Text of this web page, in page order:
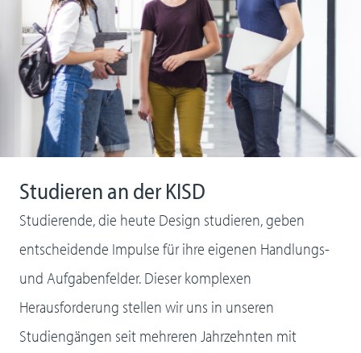
Studieren an der KISD
Studierende, die heute Design studieren, geben
entscheidende Impulse für ihre eigenen Handlungs-
und Aufgabenfelder. Dieser komplexen
Herausforderung stellen wir uns in unseren
Studiengängen seit mehreren Jahrzehnten mit